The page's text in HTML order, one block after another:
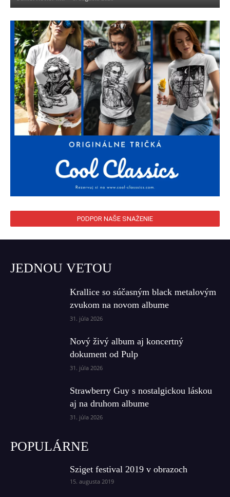
PODPOR NAŠE SNAŽENIE
JEDNOU VETOU
Krallice so súčasným black metalovým
zvukom na novom albume
31. júla 2026
Nový živý album aj koncertný
dokument od Pulp
31. júla 2026
Strawberry Guy s nostalgickou láskou
aj na druhom albume
31. júla 2026
POPULÁRNE
Sziget festival 2019 v obrazoch
15. augusta 2019